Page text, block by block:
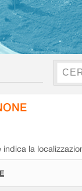
la